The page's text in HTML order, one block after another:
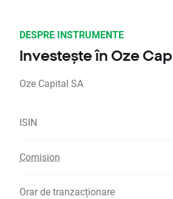
DESPRE INSTRUMENTE
Investește în Oze
Oze Capital SA
ISIN
Comision
Orar de tranzacționare